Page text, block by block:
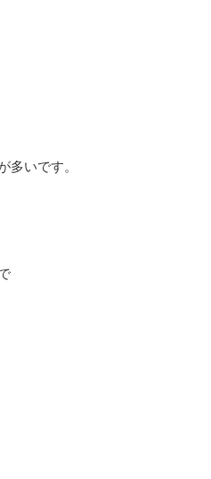
多いです。